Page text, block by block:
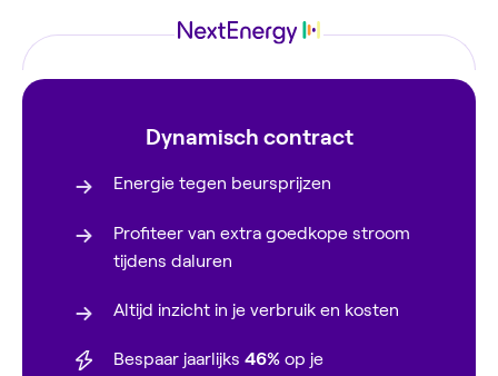
Dynamisch contract
Energie tegen beursprijzen
Profiteer van extra goedkope stroom
tijdens daluren
Altijd inzicht in je verbruik en kosten
Bespaar jaarlijks46% op je